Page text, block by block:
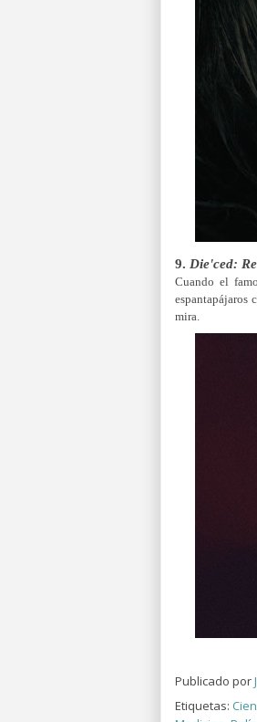
9. Die'ced:
Cuando el
espantapájaros
mira.
Publicado por
Etiquetas: